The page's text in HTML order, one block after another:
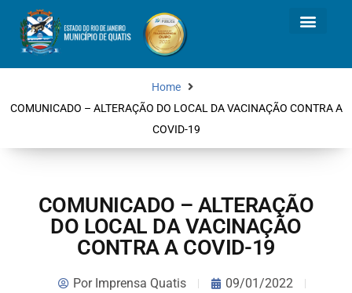
Home
COMUNICADO – ALTERAÇÃO DO LOCAL DA VACINAÇÃO CONTRA A
COVID-19
COMUNICADO – ALTERAÇÃO
DO LOCAL DA VACINAÇÃO
CONTRA A COVID-19
PorImprensa Quatis
09/01/2022